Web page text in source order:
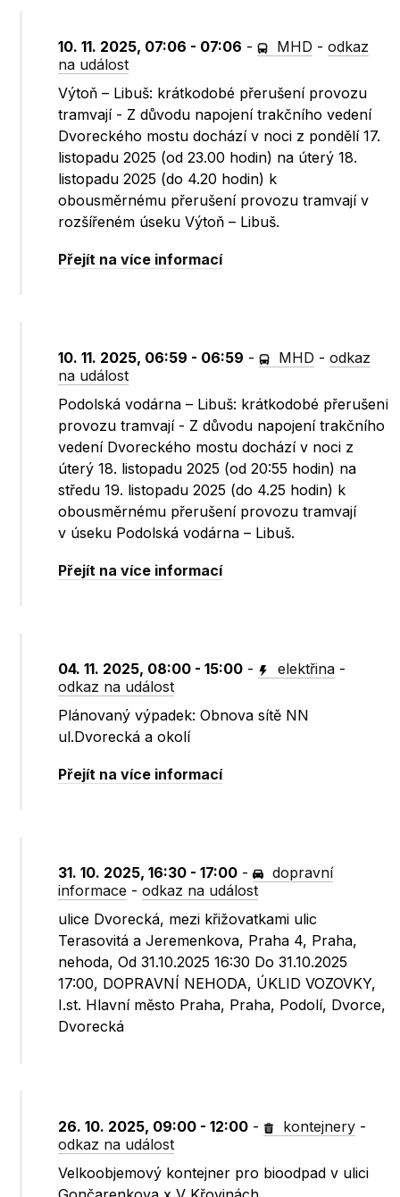
10. 11. 2025, 07:06 - 07:06 - MHD -odkaz
na událost
Výtoň – Libuš: krátkodobé přerušení provozu
tramvají - Z důvodu napojení trakčního vedení
Dvoreckého mostu dochází v noci z pondělí 17.
listopadu 2025 (od 23.00 hodin) na úterý 18.
listopadu 2025 (do 4.20 hodin) k
obousměrnému přerušení provozu tramvají v
rozšířeném úseku Výtoň – Libuš.
Přejít na více informací
10. 11. 2025, 06:59 - 06:59 - MHD -odkaz
na událost
Podolská vodárna – Libuš: krátkodobé přerušení
provozu tramvají - Z důvodu napojení trakčního
vedení Dvoreckého mostu dochází v noci z
úterý 18. listopadu 2025 (od 20:55 hodin) na
středu 19. listopadu 2025 (do 4.25 hodin) k
obousměrnému přerušení provozu tramvají
v úseku Podolská vodárna – Libuš.
Přejít na více informací
04. 11. 2025, 08:00 - 15:00 - elektřina -
odkaz na událost
Plánovaný výpadek: Obnova sítě NN
ul.Dvorecká a okolí
Přejít na více informací
31. 10. 2025, 16:30 - 17:00 -
dopravní
informace -odkaz na událost
ulice Dvorecká, mezi křižovatkami ulic
Terasovitá a Jeremenkova, Praha 4, Praha,
nehoda, Od 31.10.2025 16:30 Do 31.10.2025
17:00, DOPRAVNÍ NEHODA, ÚKLID VOZOVKY,
I.st. Hlavní město Praha, Praha, Podolí, Dvorce,
Dvorecká
26. 10. 2025, 09:00 - 12:00 - kontejnery -
odkaz na událost
Velkoobjemový kontejner pro bioodpad v ulici